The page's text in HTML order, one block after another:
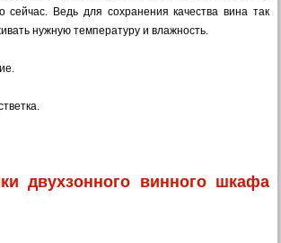
сейчас. Ведь для сохранения качества вина так
нужную температуру и влажность.
двухзонного винного шкафа